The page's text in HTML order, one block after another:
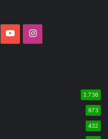
YouTubeInstagram
2.736
973
432